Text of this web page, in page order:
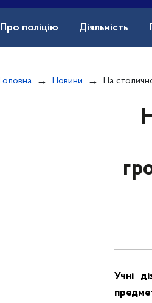
Про поліцію Діяльність
Головна Новини На столичному Печерську
Учні